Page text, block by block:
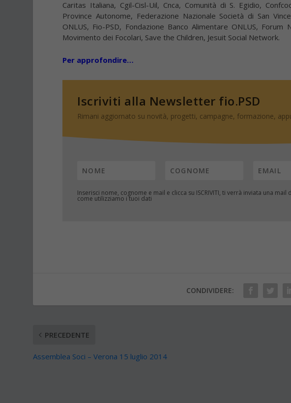
Caritas Italiana, Cgil-Cisl-Uil, Cnca, Comunità di S. Egidio,
Province Autonome, Federazione Nazionale Società di San
ONLUS, Fio-PSD, Fondazione Banco Alimentare ONLUS,
Movimento dei Focolari, Save the Children, Jesuit Social Network.
Per approfondire…
Iscriviti alla Newsletter fio.PSD
Rimani aggiornato su novità, progetti, campagne, formazione,
Inserisci nome, cognome e mail e clicca su ISCRIVITI, ti verrà inviata una mail
come utilizziamo i tuoi dati
CONDIVIDERE:
PRECEDENTE
Assemblea Soci – Verona 15 luglio 2014